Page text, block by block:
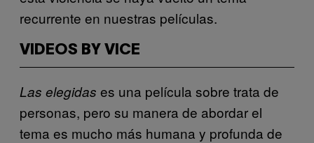
recurrente en nuestras películas.
VIDEOS BY VICE
Las elegidas es una película sobre trata de
personas, pero su manera de abordar el
tema es mucho más humana y profunda de